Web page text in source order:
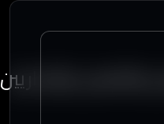
والإداريين